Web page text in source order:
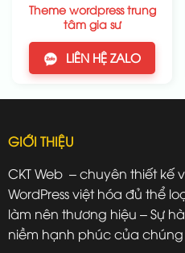
Theme wordpress trung
tâm gia sư
LIÊN HỆ ZALO
GIỚI THIỆU
CKT Web – chuyên thiết kế
WordPress việt hóa đủ thể
làm nên thương hiệu – Sự
niềm hạnh phúc của chúng